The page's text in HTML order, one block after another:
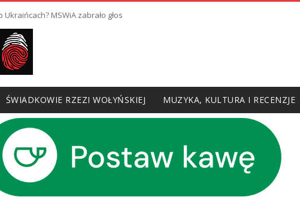
MSWiA zabrało głos
ŚWIADKOWIE RZEZI WOŁYŃSKIEJ MUZYKA, KULTURA I RECENZJE